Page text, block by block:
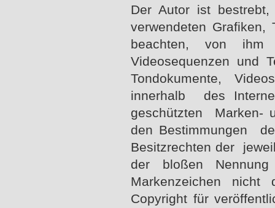
Der Autor ist
verwendeten Grafiken,
beachten, von ihm
Videosequenzen und
Tondokumente,
innerhalb des
geschützten Marken-
den Bestimmungen
Besitzrechten der
der bloßen
Markenzeichen
Copyright für